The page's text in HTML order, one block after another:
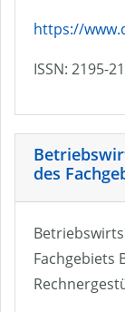
https://
ISSN: 2195-
des
Fachgebiets